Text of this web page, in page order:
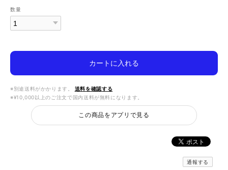
数量
カートに入れる
※別途送料がかかります。
送料を確認する
※¥10,000以上のご注文で国内送料が無料になります。
この商品をアプリで見る
通報する